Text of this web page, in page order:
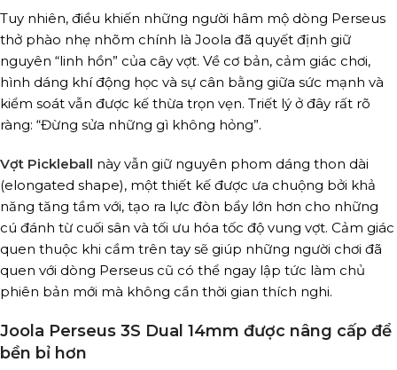
Tuy nhiên, điều khiến những người hâm mộ dòng Perseus
thở phào nhẹ nhõm chính là Joola đã quyết định giữ
nguyên “linh hồn” của cây vợt. Về cơ bản, cảm giác chơi,
hình dáng khí động học và sự cân bằng giữa sức mạnh và
kiểm soát vẫn được kế thừa trọn vẹn. Triết lý ở đây rất rõ
ràng: “Đừng sửa những gì không hỏng”.
Vợt Pickleball này vẫn giữ nguyên phom dáng thon dài
(elongated shape), một thiết kế được ưa chuộng bởi khả
năng tăng tầm với, tạo ra lực đòn bẩy lớn hơn cho những
cú đánh từ cuối sân và tối ưu hóa tốc độ vung vợt. Cảm giác
quen thuộc khi cầm trên tay sẽ giúp những người chơi đã
quen với dòng Perseus cũ có thể ngay lập tức làm chủ
phiên bản mới mà không cần thời gian thích nghi.
Joola Perseus 3S Dual 14mm được nâng cấp để
bền bỉ hơn